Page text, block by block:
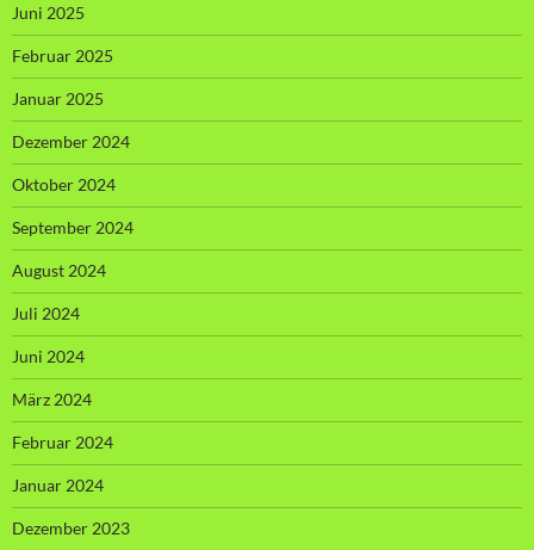
Juni 2025
Februar 2025
Januar 2025
Dezember 2024
Oktober 2024
September 2024
August 2024
Juli 2024
Juni 2024
März 2024
Februar 2024
Januar 2024
Dezember 2023